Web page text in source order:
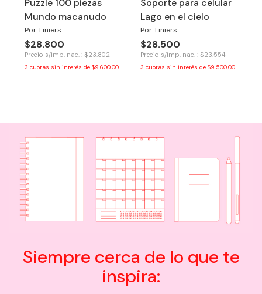
Puzzle 100 piezas
Mundo macanudo
Por: Liniers
$28.800
Precio s/imp. nac. : $23.802
3 cuotas sin interés de $9.600,00
Soporte para celular
Lago en el cielo
Por: Liniers
$28.500
Precio s/imp. nac. : $23.554
3 cuotas sin interés de $9.500,00
Siempre cerca de lo que te
inspira: